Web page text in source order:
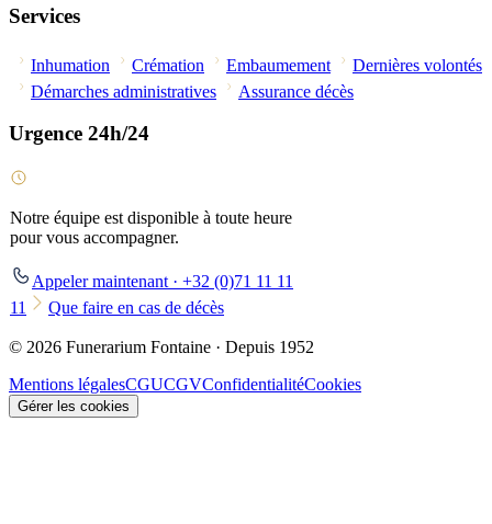
Services
Inhumation Crémation Embaumement
Dernières volontés
Démarches administratives
Assurance décès
Urgence 24h/24
Notre équipe est disponible à toute heure
pour vous accompagner.
Appeler maintenant · +32 (0)71 11 11
11
Que faire en cas de décès
© 2026 Funerarium Fontaine · Depuis 1952
Mentions légalesCGUCGVConfidentialitéCookies
Gérer les cookies